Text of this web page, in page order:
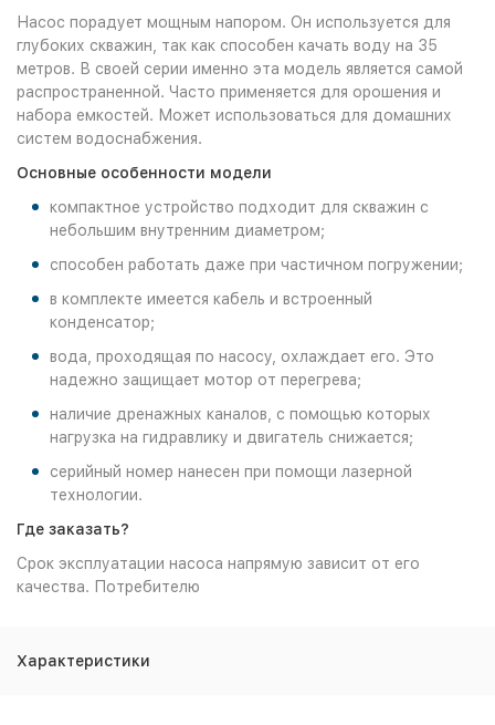
Насос порадует мощным напором. Он используется для
глубоких скважин, так как способен качать воду на 35
метров. В своей серии именно эта модель является самой
распространенной. Часто применяется для орошения и
набора емкостей. Может использоваться для домашних
систем водоснабжения.
Основные особенности модели
компактное устройство подходит для скважин с
небольшим внутренним диаметром;
способен работать даже при частичном погружении;
в комплекте имеется кабель и встроенный
конденсатор;
вода, проходящая по насосу, охлаждает его. Это
надежно защищает мотор от перегрева;
наличие дренажных каналов, с помощью которых
нагрузка на гидравлику и двигатель снижается;
серийный номер нанесен при помощи лазерной
технологии.
Где заказать?
Срок эксплуатации насоса напрямую зависит от его
качества. Потребителю
Характеристики